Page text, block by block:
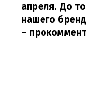
апреля. До
нашего
–